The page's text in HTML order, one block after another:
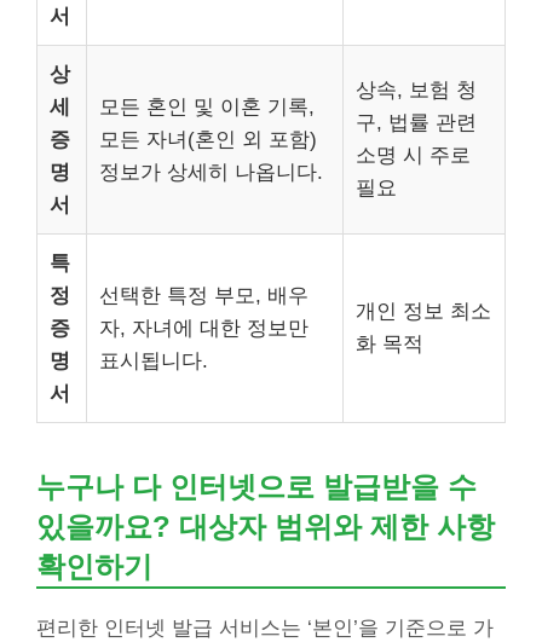
서
상
세
증
명
서
모든 혼인 및 이혼 기록,
모든 자녀(혼인 외 포함)
정보가 상세히 나옵니다.
상속, 보험 청
구, 법률 관련
소명 시 주로
필요
특
정
증
명
서
선택한 특정 부모, 배우
자, 자녀에 대한 정보만
표시됩니다.
개인 정보 최소
화 목적
누구나 다 인터넷으로 발급받을 수
있을까요? 대상자 범위와 제한 사항
확인하기
편리한 인터넷 발급 서비스는 ‘본인’을 기준으로 가